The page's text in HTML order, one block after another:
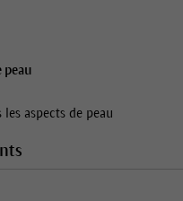
peau
les aspects de peau